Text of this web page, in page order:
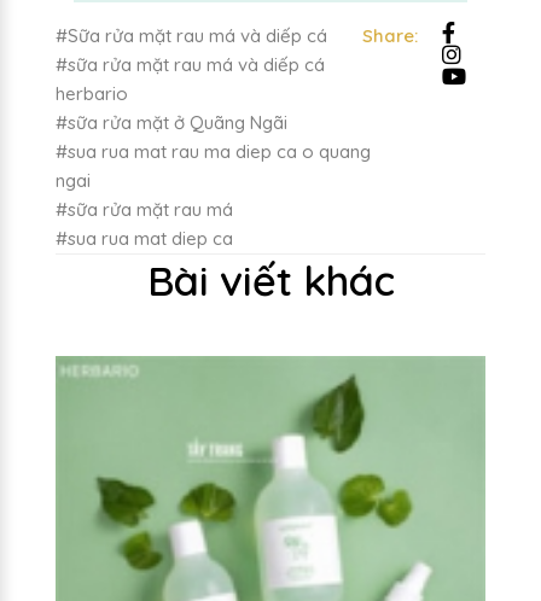
#Sữa rửa mặt rau má và diếp cá
#sữa rửa mặt rau má và diếp cá
herbario
#sữa rửa mặt ở Quãng Ngãi
#sua rua mat rau ma diep ca o quang
ngai
#sữa rửa mặt rau má
#sua rua mat diep ca
Share:
Bài viết khác